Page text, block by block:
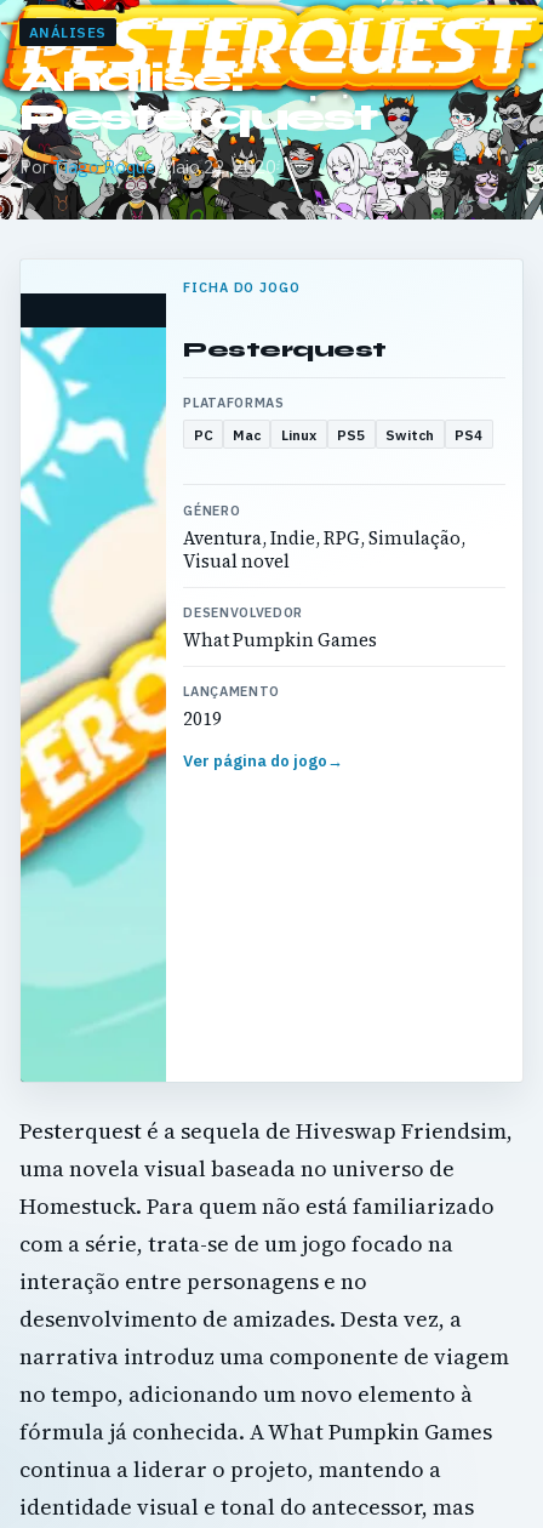
ANÁLISES
Análise:
Pesterquest
PorTiago Roque·Maio 22, 2020
FICHA DO JOGO
Pesterquest
PLATAFORMAS
PC Mac Linux PS5 Switch PS4
GÉNERO
Aventura, Indie, RPG, Simulação,
Visual novel
DESENVOLVEDOR
What Pumpkin Games
LANÇAMENTO
2019
Ver página do jogo→
Pesterquest é a sequela de Hiveswap Friendsim,
uma novela visual baseada no universo de
Homestuck. Para quem não está familiarizado
com a série, trata-se de um jogo focado na
interação entre personagens e no
desenvolvimento de amizades. Desta vez, a
narrativa introduz uma componente de viagem
no tempo, adicionando um novo elemento à
fórmula já conhecida. A What Pumpkin Games
continua a liderar o projeto, mantendo a
identidade visual e tonal do antecessor, mas